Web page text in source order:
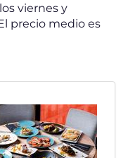
viernes y
precio medio es